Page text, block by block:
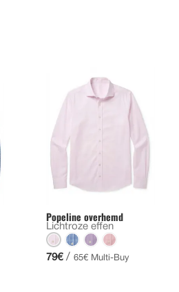
Popeline overhemd
Lichtroze effen
79€ / 65€ Multi-Buy